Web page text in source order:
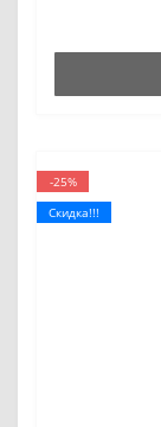
-25%
Скидка!!!